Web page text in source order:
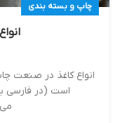
چاپ و بسته بندی
انواع کاغذ در صنعت
است (در فارسی